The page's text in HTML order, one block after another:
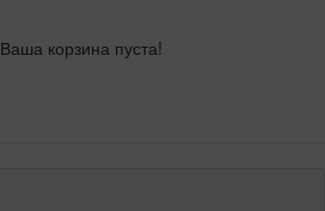
Ваша корзина пуста!